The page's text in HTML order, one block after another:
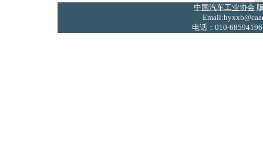
中国汽车工业协会
电话：010-